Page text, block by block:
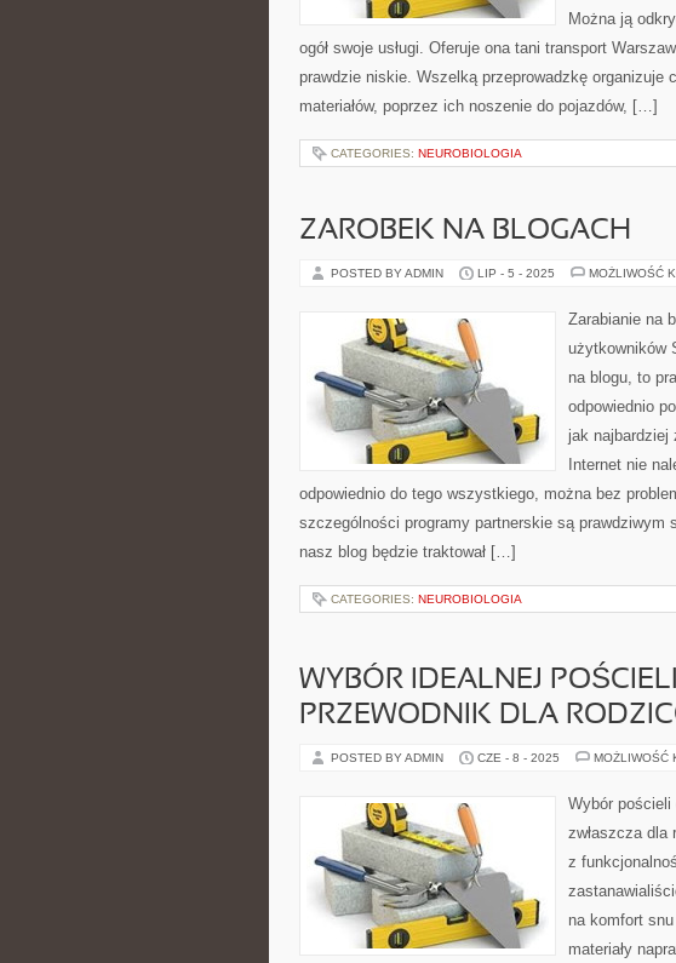
Można ją
ogół swoje usługi. Oferuje ona tani transport
prawdzie niskie. Wszelką przeprowadzkę organizuje
materiałów, poprzez ich noszenie do pojazdów, […]
CATEGORIES: NEUROBIOLOGIA
ZAROBEK NA BLOGACH
POSTED BY ADMIN LIP - 5 - 2025 MOŻLIWOŚĆ
Zarabianie na
użytkowników
na blogu, to
odpowiednio
jak najbardziej
Internet nie
odpowiednio do tego wszystkiego, można bez
szczególności programy partnerskie są prawdziwym
nasz blog będzie traktował […]
CATEGORIES: NEUROBIOLOGIA
WYBÓR IDEALNEJ
PRZEWODNIK DLA
POSTED BY ADMIN CZE - 8 - 2025 MOŻLIWOŚĆ
Wybór
zwłaszcza dla
z
na komfort
materiały